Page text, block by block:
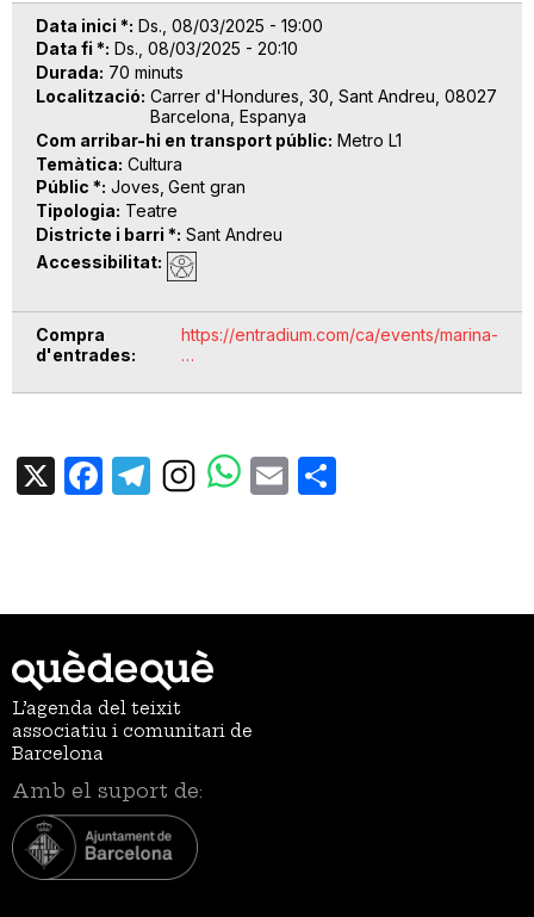
Data inici * Ds., 08/03/2025 - 19:00
Data fi *
Ds., 08/03/2025 - 20:10
Durada 70 minuts
Localització Carrer d'Hondures, 30, Sant Andreu, 08027
Barcelona, Espanya
Com arribar-hi en transport públic Metro L1
Temàtica Cultura
Públic * Joves Gent gran
Tipologia Teatre
Districte i barri * Sant Andreu
Accessibilitat
Compra
d'entrades
https://entradium.com/ca/events/marina-
…
X Facebook
TelegramEmail
L’agenda del teixit
associatiu i comunitari de
Barcelona
Amb el suport de: